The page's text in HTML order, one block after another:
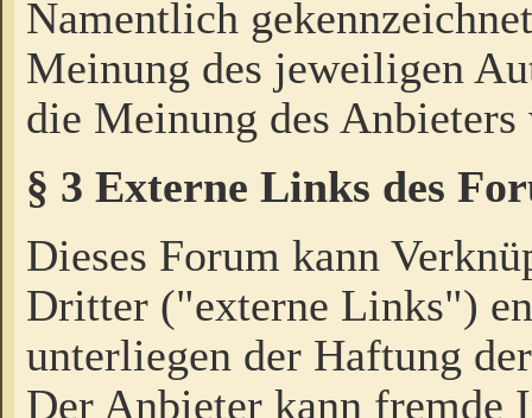
Namentlich
Meinung des jeweiligen
die Meinung des Anbieters
§ 3 Externe Links des
Dieses Forum kann
Dritter ("externe Links")
unterliegen der Haftung
Der Anbieter kann fremde